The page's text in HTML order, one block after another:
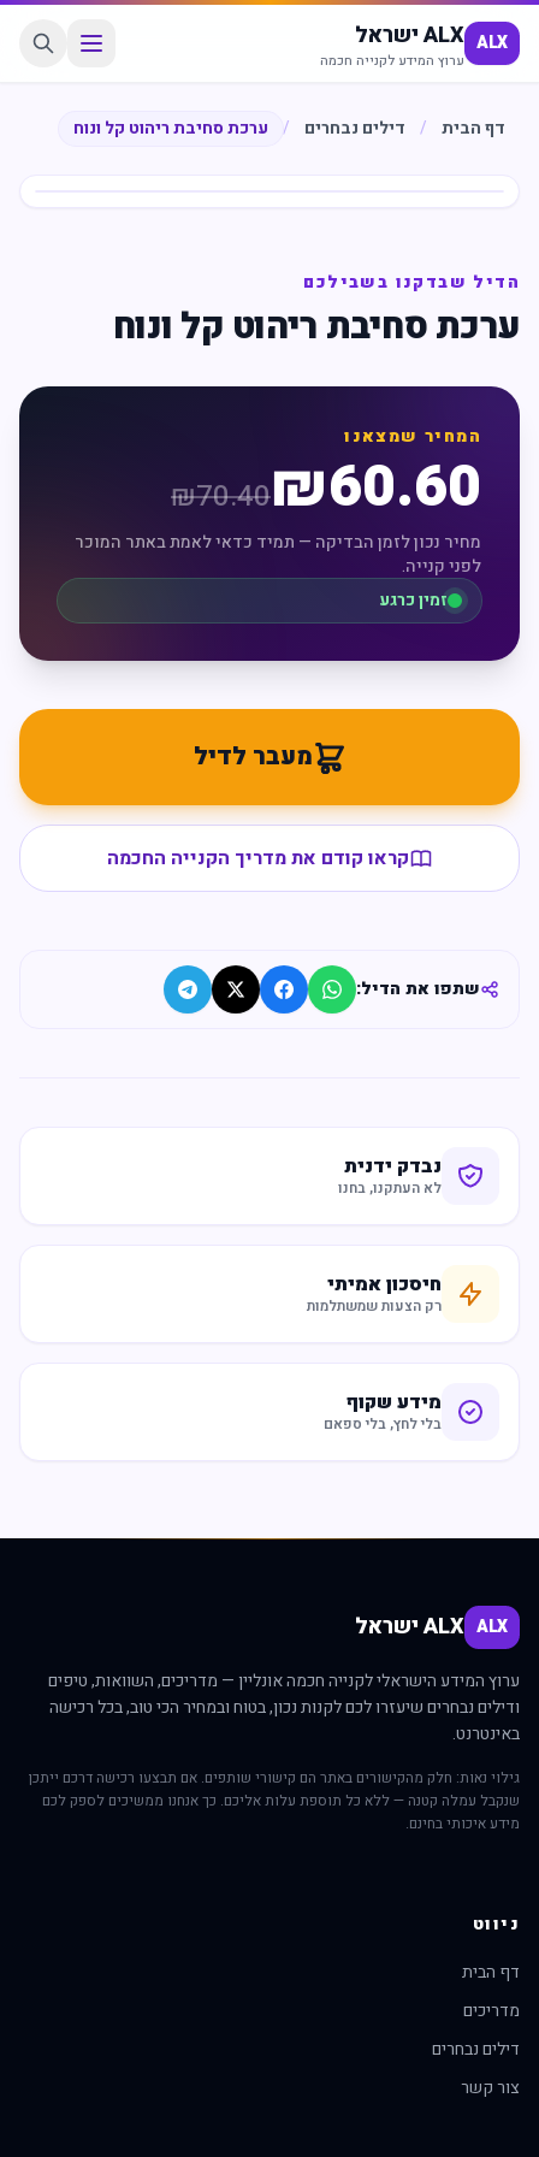
ALX ALX ישראל
ערוץ המידע לקנייה חכמה
דף הבית / דילים נבחרים / ערכת סחיבת ריהוט קל ונוח
הדיל שבדקנו בשבילכם
ערכת סחיבת ריהוט קל ונוח
המחיר שמצאנו
₪60.60
₪70.40
מחיר נכון לזמן הבדיקה — תמיד כדאי לאמת באתר המוכר
לפני קנייה.
זמין כרגע
מעבר לדיל
קראו קודם את מדריך הקנייה החכמה
שתפו את הדיל:
נבדק ידנית
לא העתקנו, בחנו
חיסכון אמיתי
רק הצעות שמשתלמות
מידע שקוף
בלי לחץ, בלי ספאם
ALX ALX ישראל
ערוץ המידע הישראלי לקנייה חכמה אונליין — מדריכים, השוואות, טיפים
ודילים נבחרים שיעזרו לכם לקנות נכון, בטוח ובמחיר הכי טוב, בכל רכישה
באינטרנט.
גילוי נאות: חלק מהקישורים באתר הם קישורי שותפים. אם תבצעו רכישה דרכם ייתכן
שנקבל עמלה קטנה — ללא כל תוספת עלות אליכם. כך אנחנו ממשיכים לספק לכם
מידע איכותי בחינם.
ניווט
דף הבית
מדריכים
דילים נבחרים
צור קשר